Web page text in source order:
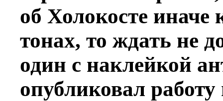
об Холокосте
тонах, то ждать не
один с наклейкой
опубликовал